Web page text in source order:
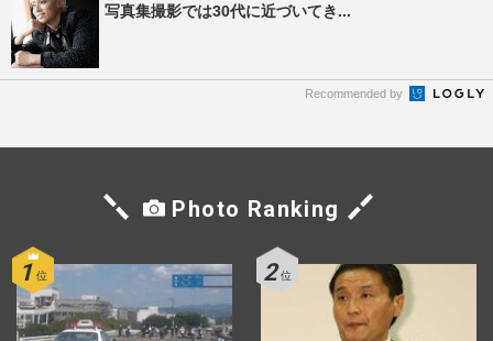
写真集撮影では30代に近づいてき...
Recommended by
Photo Ranking